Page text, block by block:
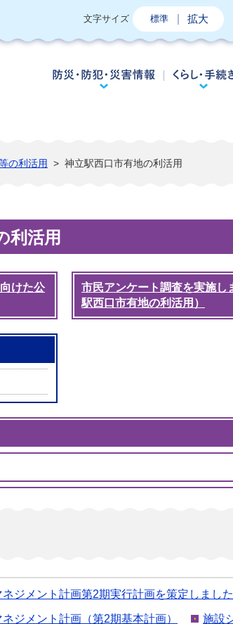
文字サイズ 標準 拡大
防災・防犯
の利活用 > 神立駅西口市有地の利活用
利活用
けた公
市民アンケート調査を実施し
駅西口市有地の利活用）
ジメント計画第2期実行計画を策定しました
ジメント計画（第2期基本計画） 施設